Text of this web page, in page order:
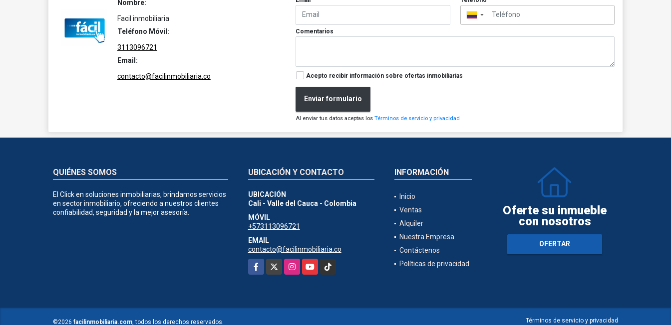
Nombre:
Facil inmobiliaria
Teléfono Móvil:
3113096721
Email:
contacto@facilinmobiliaria.co
▼
Comentarios
Acepto recibir información sobre ofertas inmobiliarias
Enviar formulario
Al enviar tus datos aceptas losTérminos de servicio y privacidad
QUIÉNES SOMOS
El Click en soluciones inmobiliarias, brindamos servicios
en sector inmobiliario, ofreciendo a nuestros clientes
confiabilidad, seguridad y la mejor asesoría.
UBICACIÓN Y CONTACTO
UBICACIÓN
Cali - Valle del Cauca - Colombia
MÓVIL
+573113096721
EMAIL
contacto@facilinmobiliaria.co
Facebook
InstagramYouTubeTikTok
INFORMACIÓN
Inicio
Ventas
Alquiler
Nuestra Empresa
Contáctenos
Políticas de privacidad
Oferte su inmueble
con nosotros
OFERTAR
©2026 facilinmobiliaria.com, todos los derechos reservados. Términos de servicio y privacidad